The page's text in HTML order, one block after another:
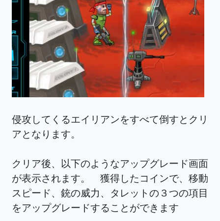
侵攻してくるエイリアンをすべて倒すとクリ
アとなります。
クリア後、以下のようなアップグレード画面
が表示されます。 獲得したコインで、移動
スピード、銃の威力、タレットの３つの項目
をアップグレードすることができます